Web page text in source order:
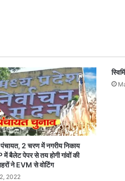
2 चरण में नगरीय निकाय
बैलेट पेपर से तय होगी गांवों की
ने EVM से वोटिंग
2022